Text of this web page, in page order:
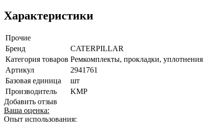
Характеристики
Прочие
Бренд
CATERPILLAR
Категория товаров Ремкомплекты, прокладки, уплотнения
Артикул
2941761
Базовая единица
шт
Производитель
KMP
Добавить отзыв
Ваша оценка:
Опыт использования: